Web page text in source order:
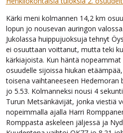
Kärki meni kolmannen 14,2 km
lopun jo nousevan auringon
Jukolassa huippujuoksuja tehnyt
ei osuuttaan voittanut, mutta teki
kärkiajoista. Kun häntä
osuudelle sijoissa hiukan
toisena vaihtaneeseen Hedemoran
jo 5.53. Kolmanneksi nousi 4
Turun Metsänkävijät, jonka viestiä
nopeimmalla ajalla Harri
Romppasta askeleen jäljessä ja